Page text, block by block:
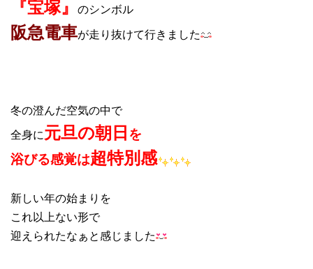
『宝塚』 のシンボル
阪急電車が走り抜けて行きました
冬の澄んだ空気の中で
全身に元旦の朝日を
浴びる感覚は超特別感
新しい年の始まりを
これ以上ない形で
迎えられたなぁと感じました